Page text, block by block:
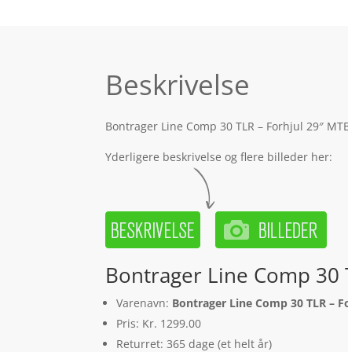
Beskrivelse
Bontrager Line Comp 30 TLR – Forhjul 29″
Yderligere beskrivelse og flere billeder her:
Bontrager Line Comp 30
Varenavn: Bontrager Line Comp 30 TLR –
Pris: Kr. 1299.00
Returret: 365 dage (et helt år)